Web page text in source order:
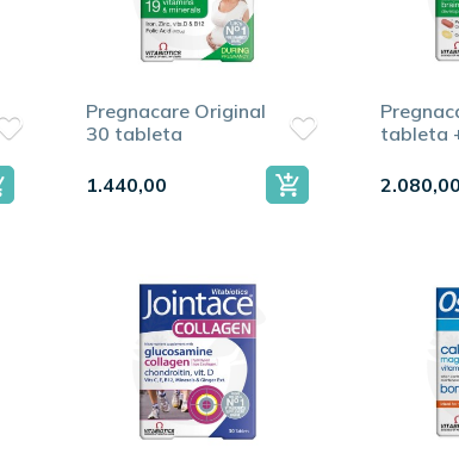
Pregnacare Original
30 tableta
1.440,00
tableta
2.080,00